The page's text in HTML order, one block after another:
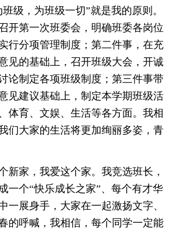
级，为班级一切”就是我的原则。
开第一次班委会，明确班委各岗位
行分项管理制度；第二件事，在充
见的基础上，召开班级大会，开诚
论制定各项班级制度；第三件事带
见建议基础上，制定本学期班级活
体育、文娱、生活等各方面。我相
们大家的生活将更加绚丽多姿，青
新家，我爱这个家。我竞选班长，
一个“快乐成长之家”、每个有才华
一展身手，大家在一起激扬文字、
的呼喊，我相信，每个同学一定能